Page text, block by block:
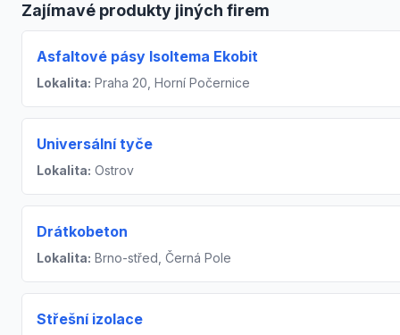
Zajímavé produkty jiných firem
Asfaltové pásy Isoltema Ekobit
Lokalita: Praha 20, Horní Počernice
Universální tyče
Lokalita: Ostrov
Drátkobeton
Lokalita: Brno-střed, Černá Pole
Střešní izolace